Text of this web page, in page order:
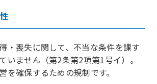
・喪失に関して、不当な条件を課す
いません（第2条第2項第1号イ）。
を確保するための規制です。